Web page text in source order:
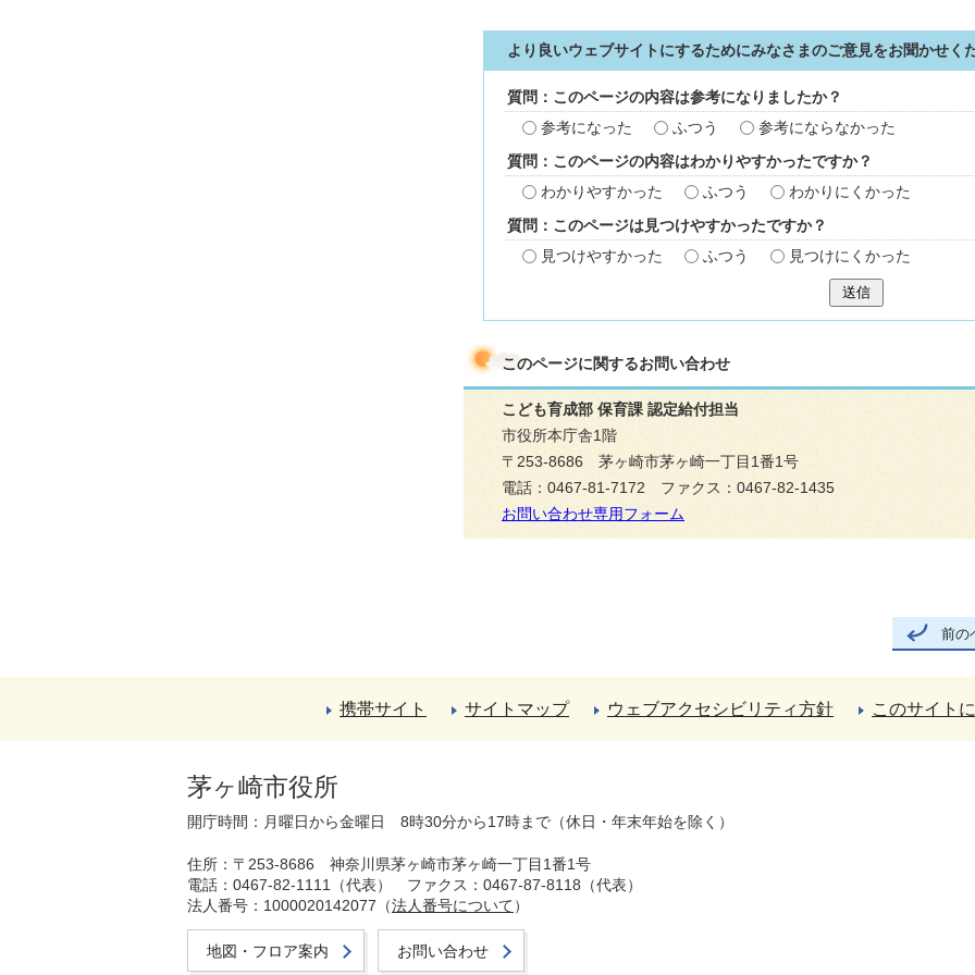
より良いウェブサイトにするためにみなさまのご意見をお聞かせく
質問：このページの内容は参考になりましたか？
参考になった
ふつう 参考にならなかった
質問：このページの内容はわかりやすかったですか？
わかりやすかった
ふつう わかりにくかった
質問：このページは見つけやすかったですか？
見つけやすかった
ふつう 見つけにくかった
送信
このページに関するお問い合わせ
こども育成部 保育課 認定給付担当
市役所本庁舎1階
〒253-8686 茅ヶ崎市茅ヶ崎一丁目1番1号
電話：0467-81-7172 ファクス：0467-82-1435
お問い合わせ専用フォーム
前の
携帯サイト サイトマップ ウェブアクセシビリティ方針 このサイト
茅ヶ崎市役所
開庁時間：月曜日から金曜日 8時30分から17時まで（休日・年末年始を除く）
住所：〒253-8686 神奈川県茅ヶ崎市茅ヶ崎一丁目1番1号
電話：0467-82-1111（代表） ファクス：0467-87-8118（代表）
法人番号：1000020142077（法人番号について）
地図・フロア案内 お問い合わせ